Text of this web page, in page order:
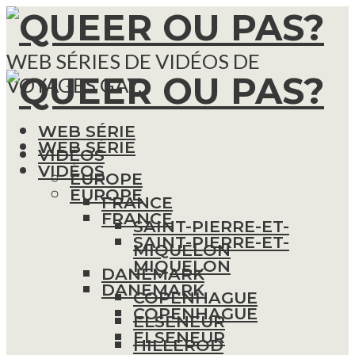
WEB SÉRIES DE VIDÉOS DE
VOYAGES GAY.
WEB SÉRIE
VIDÉOS
EUROPE
FRANCE
SAINT-PIERRE-ET-
MIQUELON
DANEMARK
COPENHAGUE
ELSENEUR
HILLEROD
WEB SÉRIE
VIDÉOS
EUROPE
FRANCE
SAINT-PIERRE-ET-
MIQUELON
DANEMARK
COPENHAGUE
ELSENEUR